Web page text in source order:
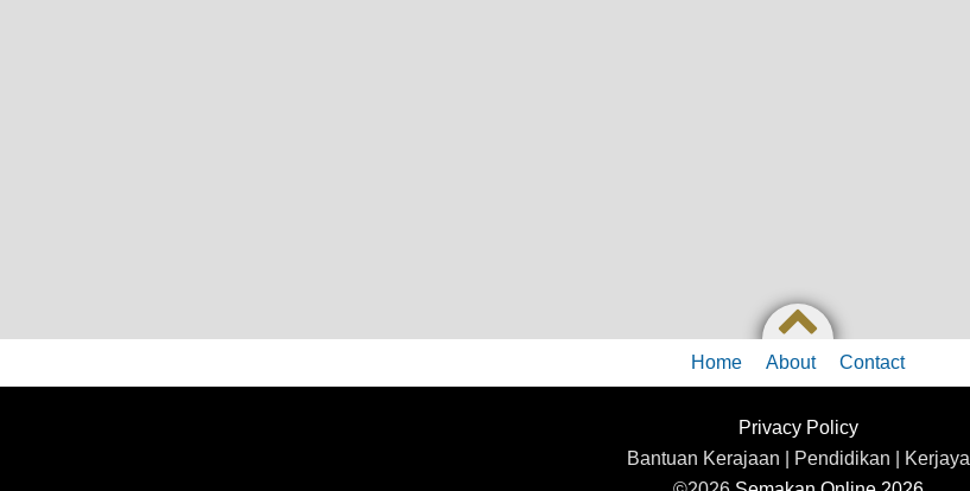
Home About Contact
Privacy Policy
Bantuan Kerajaan | Pendidikan | Kerjaya